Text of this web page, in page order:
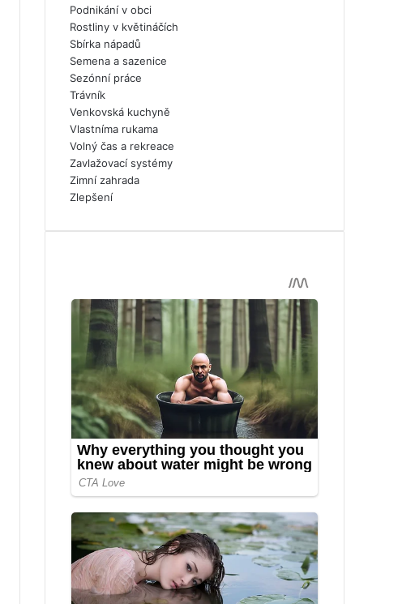
Podnikání v obci
Rostliny v květináčích
Sbírka nápadů
Semena a sazenice
Sezónní práce
Trávník
Venkovská kuchyně
Vlastníma rukama
Volný čas a rekreace
Zavlažovací systémy
Zimní zahrada
Zlepšení